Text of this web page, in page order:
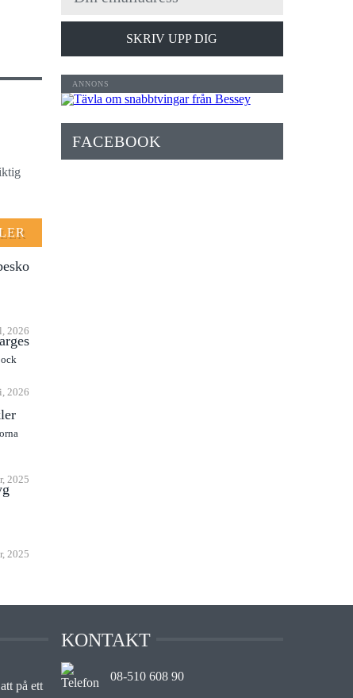
2026
2026
2025
2025
SKRIV UPP DIG
FACEBOOK
på ett
KONTAKT
08-510 608 90